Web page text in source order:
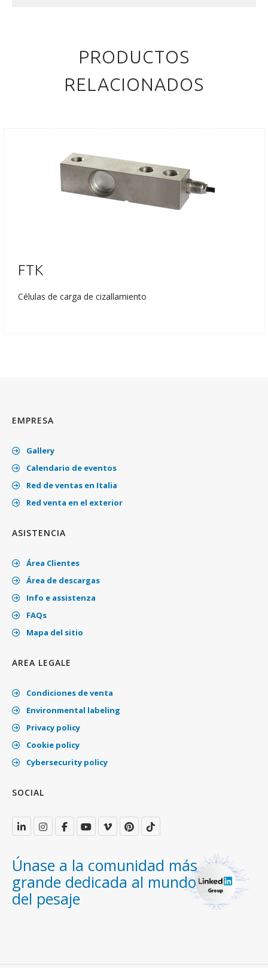
PRODUCTOS
RELACIONADOS
FTK
Células de carga de cizallamiento
EMPRESA
Gallery
Calendario de eventos
Red de ventas en Italia
Red venta en el exterior
ASISTENCIA
Área Clientes
Área de descargas
Info e assistenza
FAQs
Mapa del sitio
AREA LEGALE
Condiciones de venta
Environmental labeling
Privacy policy
Cookie policy
Cybersecurity policy
SOCIAL
Únase a la comunidad más
grande dedicada al mundo
del pesaje